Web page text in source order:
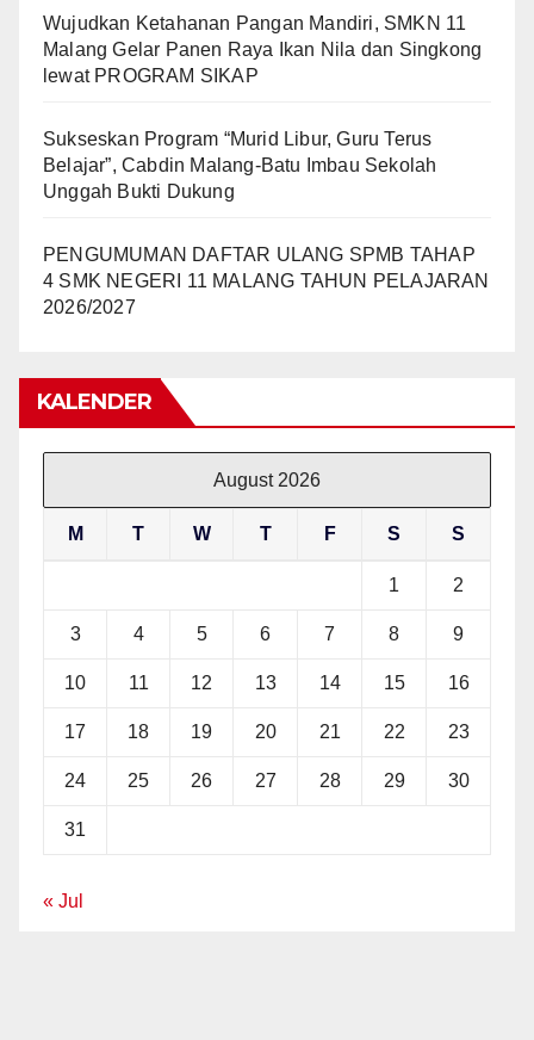
Wujudkan Ketahanan Pangan Mandiri, SMKN 11
Malang Gelar Panen Raya Ikan Nila dan Singkong
lewat PROGRAM SIKAP
Sukseskan Program “Murid Libur, Guru Terus
Belajar”, Cabdin Malang-Batu Imbau Sekolah
Unggah Bukti Dukung
PENGUMUMAN DAFTAR ULANG SPMB TAHAP
4 SMK NEGERI 11 MALANG TAHUN PELAJARAN
2026/2027
KALENDER
August 2026
M T W T F S S
1 2
3 4 5 6 7 8 9
10 11 12 13 14 15 16
17 18 19 20 21 22 23
24 25 26 27 28 29 30
31
« Jul